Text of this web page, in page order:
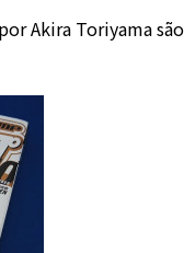
Akira Toriyama são